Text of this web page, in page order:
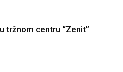
tržnom centru “Zenit”